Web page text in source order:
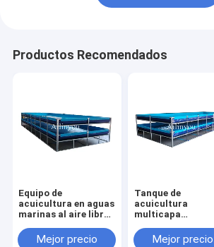
Productos Recomendados
Equipo de
acuicultura en aguas
marinas al aire libre
peces y camarones
Mejor precio
Tanque de
acuicultura
multicapa
cultivo de peces y
Mejor precio